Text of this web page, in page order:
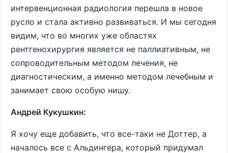
интервенционная радиология перешла в новое
русло и стала активно развиваться. И мы сегодня
видим, что во многих уже областях
рентгенохирургия является не паллиативным, не
сопроводительным методом лечения, не
диагностическим, а именно методом лечебным и
занимает свою особую нишу.
Андрей Кукушкин:
Я хочу еще добавить, что все-таки не Доттер, а
началось все с Альдингера, который придумал